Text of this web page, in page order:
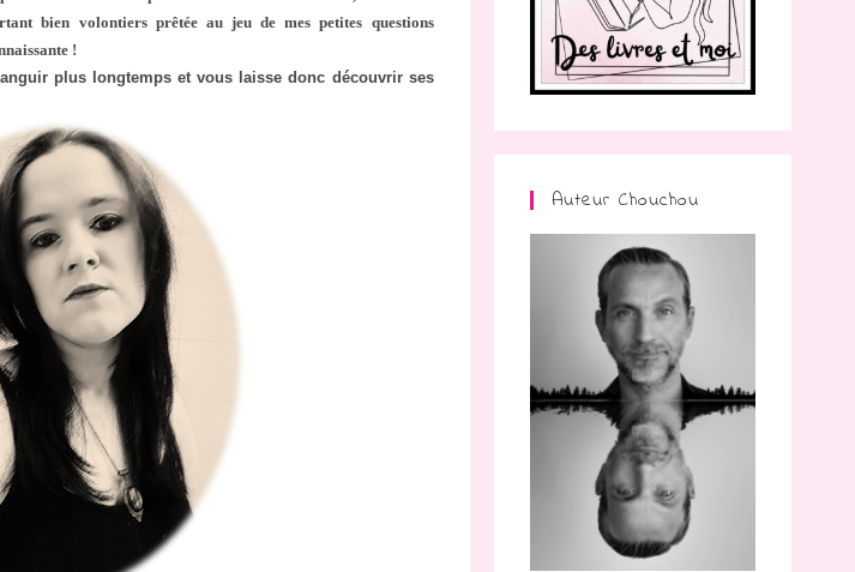
bien volontiers prêtée au jeu de mes petites questions
!
plus longtemps et vous laisse donc découvrir ses
Auteur Chouchou